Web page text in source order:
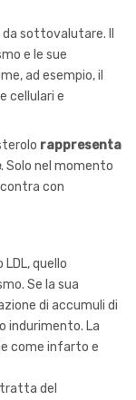
sottovalutare. Il
e le sue
ad esempio, il
cellulari e
rappresenta
. Solo nel momento
con
quello
Se la sua
di accumuli di
indurimento. La
come infarto e
del